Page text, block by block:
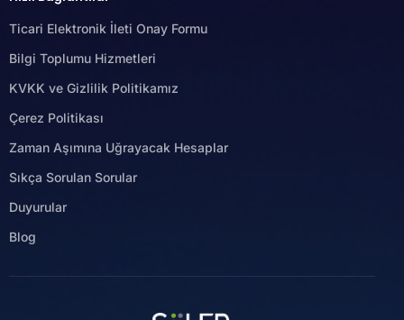
Ticari Elektronik İleti Onay Formu
Bilgi Toplumu Hizmetleri
KVKK ve Gizlilik Politikamız
Çerez Politikası
Zaman Aşımına Uğrayacak Hesaplar
Sıkça Sorulan Sorular
Duyurular
Blog